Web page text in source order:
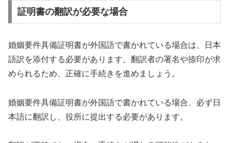
証明書の翻訳が必要な場合
婚姻要件具備証明書が外国語で書かれている場合は、日本
語訳を添付する必要があります。翻訳者の署名や捺印が求
められるため、正確に手続きを進めましょう。
婚姻要件具備証明書が外国語で書かれている場合、必ず日
本語に翻訳し、役所に提出する必要があります。